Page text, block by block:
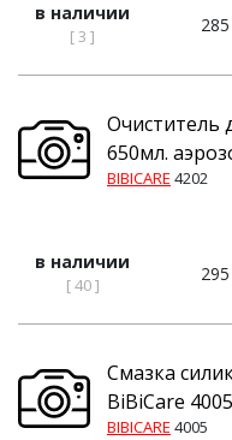
в наличии
[ 3 ]
Очиститель
650мл.
BIBICARE 4202
в наличии
[ 40 ]
Смазка
BiBiCare
BIBICARE 4005